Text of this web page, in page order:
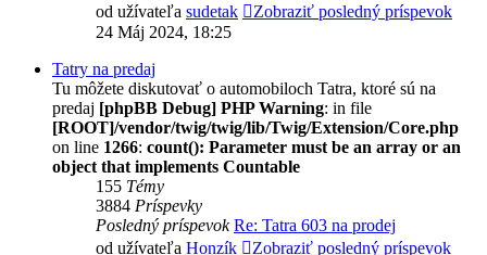
od užívateľa sudetak
Zobraziť posledný príspevok
24 Máj 2024, 18:25
Tatry na predaj
Tu môžete diskutovať o automobiloch Tatra, ktoré sú na
predaj [phpBB Debug] PHP Warning: in file
[ROOT]/vendor/twig/twig/lib/Twig/Extension/Core.php
on line 1266: count(): Parameter must be an array or an
object that implements Countable
155 Témy
3884 Príspevky
Posledný príspevok Re: Tatra 603 na prodej
od užívateľa Honzík
Zobraziť posledný príspevok